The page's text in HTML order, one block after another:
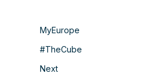
MyEurope
#TheCube
Next